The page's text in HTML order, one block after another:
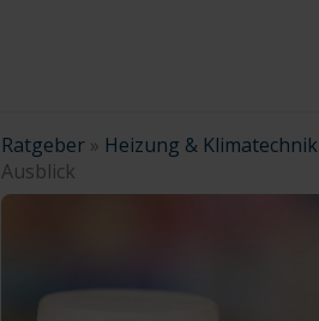
Ratgeber » Heizung & Klimatechnik
Ausblick